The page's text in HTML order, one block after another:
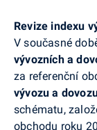
Revize indexu
V současné
vývozních a
za referenční
vývozu a
schématu,
obchodu roku